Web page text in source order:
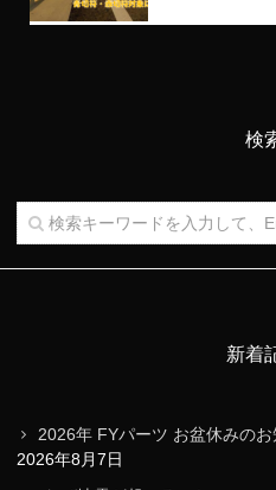
検
新着
2026年 FYパーツ お盆休みの
2026年8月7日